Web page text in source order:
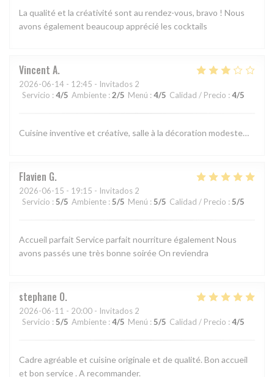
La qualité et la créativité sont au rendez-vous, bravo ! Nous
avons également beaucoup apprécié les cocktails
Vincent A
2026-06-14 - 12:45 - Invitados 2
Servicio : 4/5 Ambiente : 2/5 Menú : 4/5 Calidad / Precio : 4/5
Cuisine inventive et créative, salle à la décoration modeste…
Flavien G
2026-06-15 - 19:15 - Invitados 2
Servicio : 5/5 Ambiente : 5/5 Menú : 5/5 Calidad / Precio : 5/5
Accueil parfait Service parfait nourriture également Nous
avons passés une très bonne soirée On reviendra
stephane O
2026-06-11 - 20:00 - Invitados 2
Servicio : 5/5 Ambiente : 4/5 Menú : 5/5 Calidad / Precio : 4/5
Cadre agréable et cuisine originale et de qualité. Bon accueil
et bon service . A recommander.